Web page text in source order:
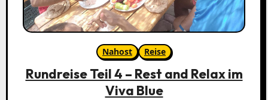
Nahost Reise
Rundreise Teil 4 – Rest and Relax im
Viva Blue